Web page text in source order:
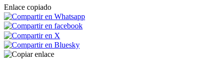
Enlace copiado